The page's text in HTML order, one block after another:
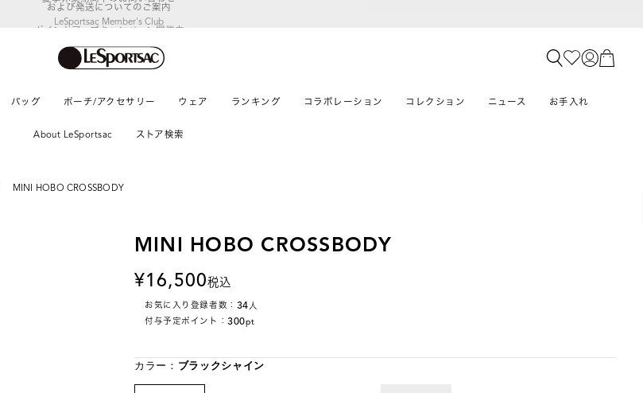
LeSportsac Member's Club
ポイントアップキャンペーン開催中
バッグ ポーチ/アクセサリー ウェア ランキング コラボレーション コレクション ニュース お手入れ
About LeSportsac ストア検索
MINI HOBO CROSSBODY
MINI HOBO CROSSBODY
16,500税込
お気に入り登録者数： 34人
付与予定ポイント：300pt
カラー： ブラックシャイン